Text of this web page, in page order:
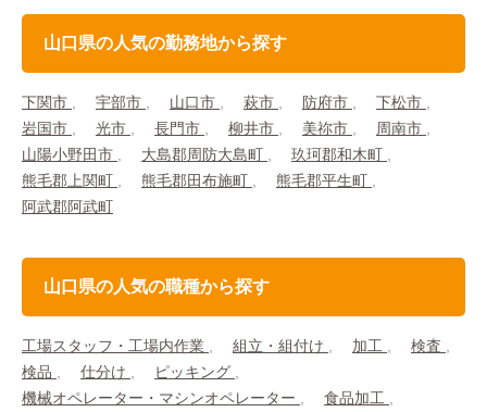
山口県の人気の勤務地から探す
下関市 宇部市 山口市 萩市 防府市
下松市
岩国市
光市 長門市 柳井市 美祢市
周南市
山陽小野田市
大島郡周防大島町
玖珂郡和木町
熊毛郡上関町
熊毛郡田布施町
熊毛郡平生町
阿武郡阿武町
山口県の人気の職種から探す
工場スタッフ・工場内作業 組立・組付け 加工
検査
検品
仕分け
ピッキング
機械オペレーター・マシンオペレーター
食品加工